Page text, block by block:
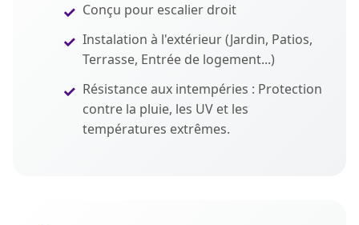
Conçu pour escalier droit
Instalation à l'extérieur (Jardin, Patios,
Terrasse, Entrée de logement...)
Résistance aux intempéries : Protection
contre la pluie, les UV et les
températures extrêmes.